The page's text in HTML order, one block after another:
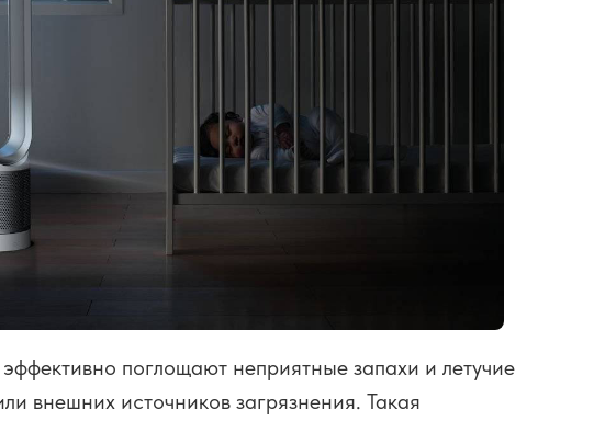
поглощают неприятные запахи и летучие
внешних источников загрязнения. Такая